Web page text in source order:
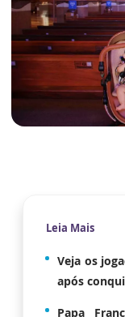
Leia Mais
Veja os
após
Papa